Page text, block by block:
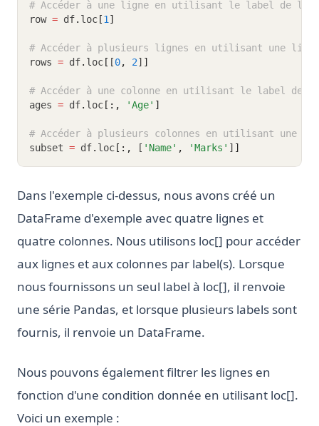
# Accéder à une ligne en utilisant le label de la
row = df. loc [1]
# Accéder à plusieurs lignes en utilisant une
rows = df. loc [ [0, 2] ]
# Accéder à une colonne en utilisant le label de la
ages = df. loc [:, 'Age' ]
# Accéder à plusieurs colonnes en utilisant une
subset = df. loc [:, [ 'Name' , 'Marks' ] ]
Dans l'exemple ci-dessus, nous avons créé un
DataFrame d'exemple avec quatre lignes et
quatre colonnes. Nous utilisons loc[] pour accéder
aux lignes et aux colonnes par label(s). Lorsque
nous fournissons un seul label à loc[], il renvoie
une série Pandas, et lorsque plusieurs labels sont
fournis, il renvoie un DataFrame.
Nous pouvons également filtrer les lignes en
fonction d'une condition donnée en utilisant loc[].
Voici un exemple :